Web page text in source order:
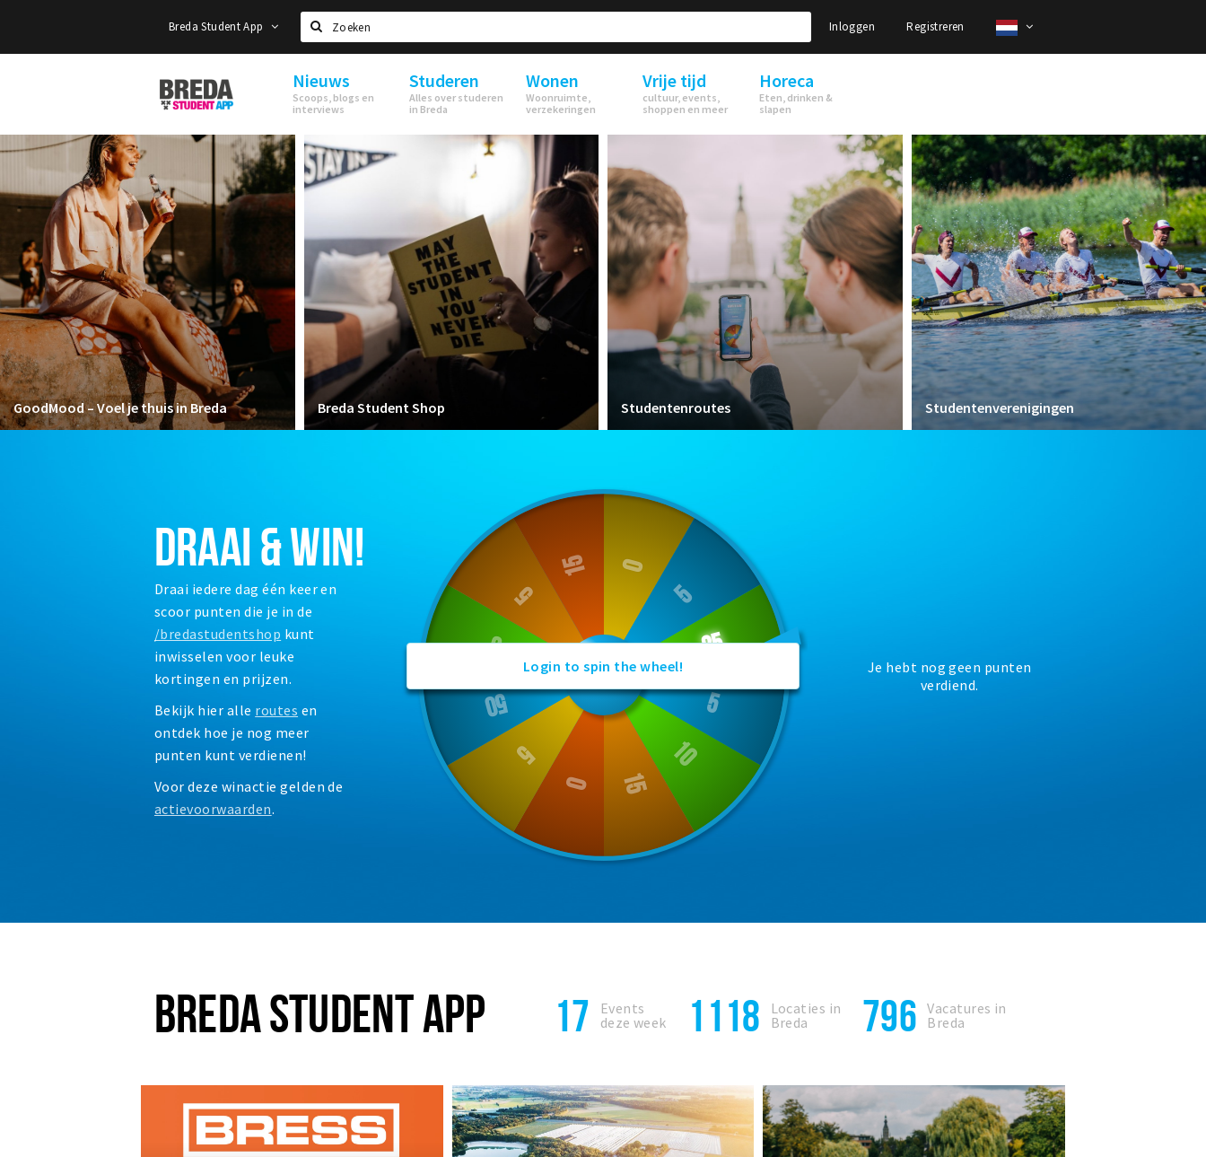
Breda Student App
Zoeken
Inloggen Registreren
Breda
Student
Nieuws
Scoops, blogs en
interviews
Studeren
Alles over studeren
in Breda
Wonen
Woonruimte,
verzekeringen
Vrije tijd
cultuur, events,
shoppen en meer
Horeca
Eten, drinken &
slapen
GoodMood – Voel je thuis in Breda Breda Student Shop Studentenroutes Studentenverenigingen
DRAAI & WIN!
Draai iedere dag één keer en
scoor punten die je in de
/bredastudentshop kunt
inwisselen voor leuke
kortingen en prijzen.
Bekijk hier alle routes en
ontdek hoe je nog meer
punten kunt verdienen!
Voor deze winactie gelden de
actievoorwaarden.
Login to spin the wheel!
Je hebt nog geen punten
verdiend.
BREDA STUDENT APP 17
Events
deze week
1118
Locaties in
Breda
796
Vacatures in
Breda